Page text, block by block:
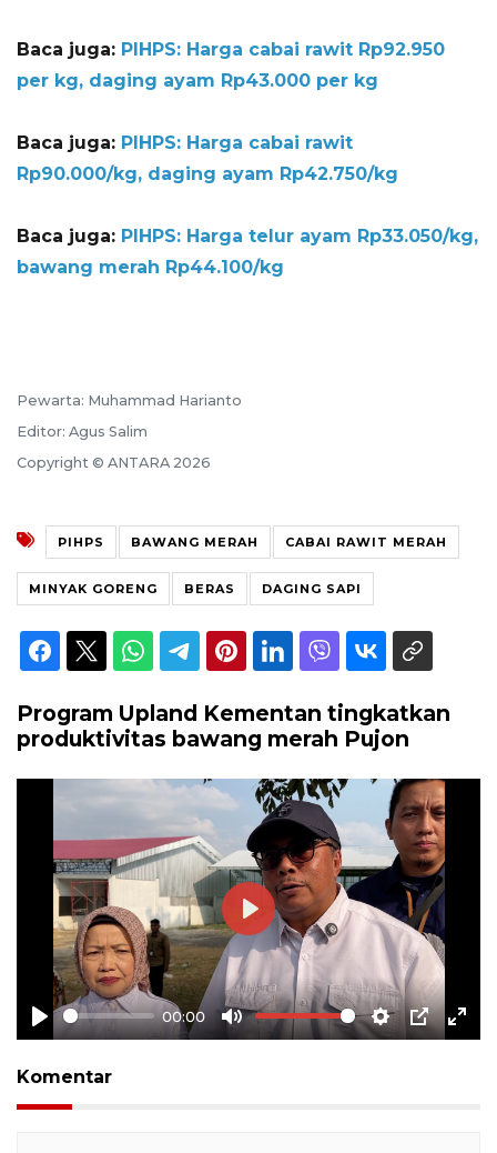
Baca juga: PIHPS: Harga cabai rawit Rp92.950
per kg, daging ayam Rp43.000 per kg
Baca juga: PIHPS: Harga cabai rawit
Rp90.000/kg, daging ayam Rp42.750/kg
Baca juga: PIHPS: Harga telur ayam Rp33.050/kg,
bawang merah Rp44.100/kg
Pewarta: Muhammad Harianto
Editor: Agus Salim
Copyright © ANTARA 2026
PIHPS BAWANG MERAH CABAI RAWIT MERAH
MINYAK GORENG BERAS DAGING SAPI
Program Upland Kementan tingkatkan
produktivitas bawang merah Pujon
Play
00:00
Mute Settings
PIP
Play
Komentar